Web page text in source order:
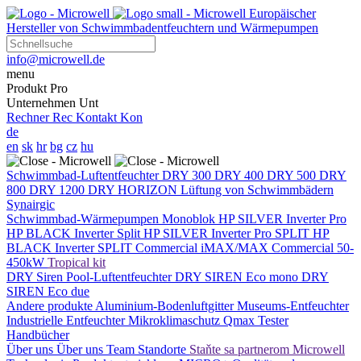
Europäischer
Hersteller von Schwimmbadentfeuchtern und Wärmepumpen
info@microwell.de
menu
Produkt Pro
Unternehmen Unt
Rechner Rec Kontakt Kon
de
en sk hr bg cz hu
Schwimmbad-LuftentfeuchterDRY 300 DRY 400 DRY 500 DRY
800 DRY 1200 DRY HORIZON Lüftung von Schwimmbädern
Synairgic
Schwimmbad-Wärmepumpen Monoblok HP SILVER Inverter Pro
HP BLACK Inverter Split HP SILVER Inverter Pro SPLIT HP
BLACK Inverter SPLIT Commercial iMAX/MAX Commercial 50-
450kW Tropical kit
DRY Siren Pool-LuftentfeuchterDRY SIREN Eco mono DRY
SIREN Eco due
Andere produkte Aluminium-BodenluftgitterMuseums-Entfeuchter
Industrielle EntfeuchterMikroklimaschutz Qmax Tester
Handbücher
Über uns Über uns Team Standorte Staňte sa partnerom Microwell